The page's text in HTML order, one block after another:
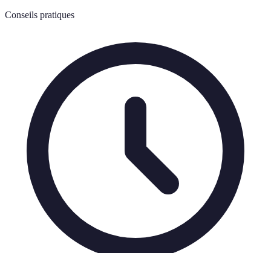
Conseils pratiques